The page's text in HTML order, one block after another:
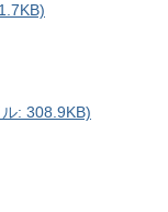
: 308.9KB)